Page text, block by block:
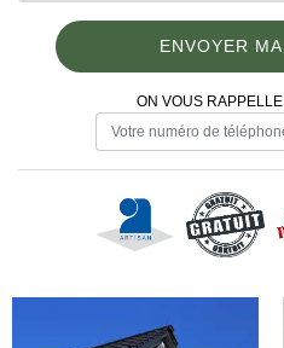
ON VOUS